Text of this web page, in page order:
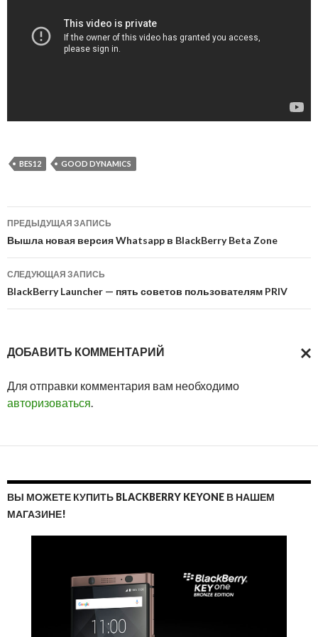
BES12 GOOD DYNAMICS
Навигация
по
записям
ПРЕДЫДУЩАЯ ЗАПИСЬ
Вышла новая версия Whatsapp в BlackBerry Beta Zone
СЛЕДУЮЩАЯ ЗАПИСЬ
BlackBerry Launcher — пять советов пользователям PRIV
ДОБАВИТЬ КОММЕНТАРИЙ
Для отправки комментария вам необходимо
авторизоваться.
ВЫ МОЖЕТЕ КУПИТЬ BLACKBERRY KEYONE В НАШЕМ
МАГАЗИНЕ!